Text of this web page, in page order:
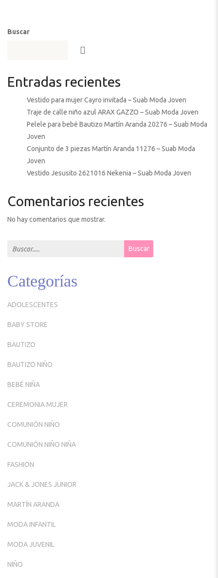
Buscar
Entradas recientes
Vestido para mujer Cayro invitada – Suab Moda Joven
Traje de calle niño azul ARAX GAZZO – Suab Moda Joven
Pelele para bebé Bautizo Martín Aranda 20276 – Suab Moda
Joven
Conjunto de 3 piezas Martín Aranda 11276 – Suab Moda
Joven
Vestido Jesusito 2621016 Nekenia – Suab Moda Joven
Comentarios recientes
No hay comentarios que mostrar.
Search for: Buscar
Categorías
ADOLESCENTES
BABY STORE
BAUTIZO
BAUTIZO NIÑO
BEBÉ NIÑA
CEREMONIA MUJER
COMUNIÓN NIÑO
COMUNIÓN NIÑO NIÑA
FASHION
JACK & JONES JUNIOR
MARTÍN ARANDA
MODA INFANTIL
MODA JUVENIL
NIÑO